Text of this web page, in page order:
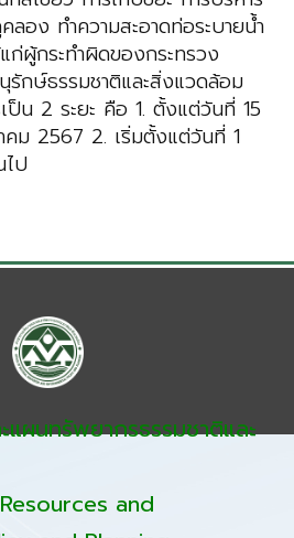
อง ทำความสะอาดท่อระบายน้ำ
ก่ผู้กระทำผิดของกระทรวง
รักษ์ธรรมชาติและสิ่งแวดล้อม
ป็น 2 ระยะ คือ 1. ตั้งแต่วันที่ 15
ม 2567 2. เริ่มตั้งแต่วันที่ 1
ป
แผนทรัพยากรธรรมชาติและ
and